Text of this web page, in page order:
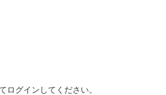
ログインしてください。